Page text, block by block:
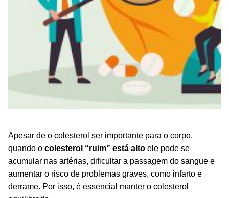
Apesar de o colesterol ser importante para o corpo,
quando o colesterol “ruim” está alto ele pode se
acumular nas artérias, dificultar a passagem do sangue e
aumentar o risco de problemas graves, como infarto e
derrame. Por isso, é essencial manter o colesterol